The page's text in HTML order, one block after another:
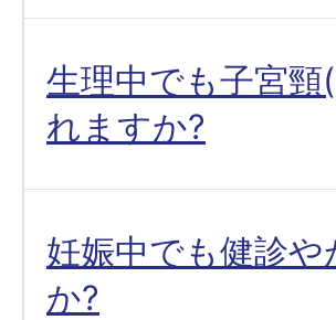
生理中でも子宮
れますか?
妊娠中でも健診
か?